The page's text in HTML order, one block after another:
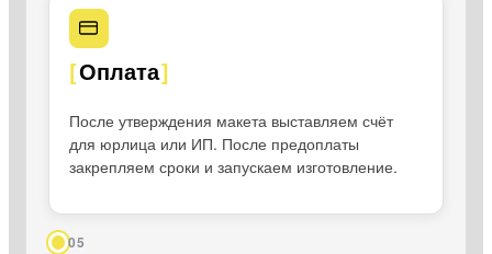
Оплата
После утверждения макета выставляем счёт
для юрлица или ИП. После предоплаты
закрепляем сроки и запускаем изготовление.
05